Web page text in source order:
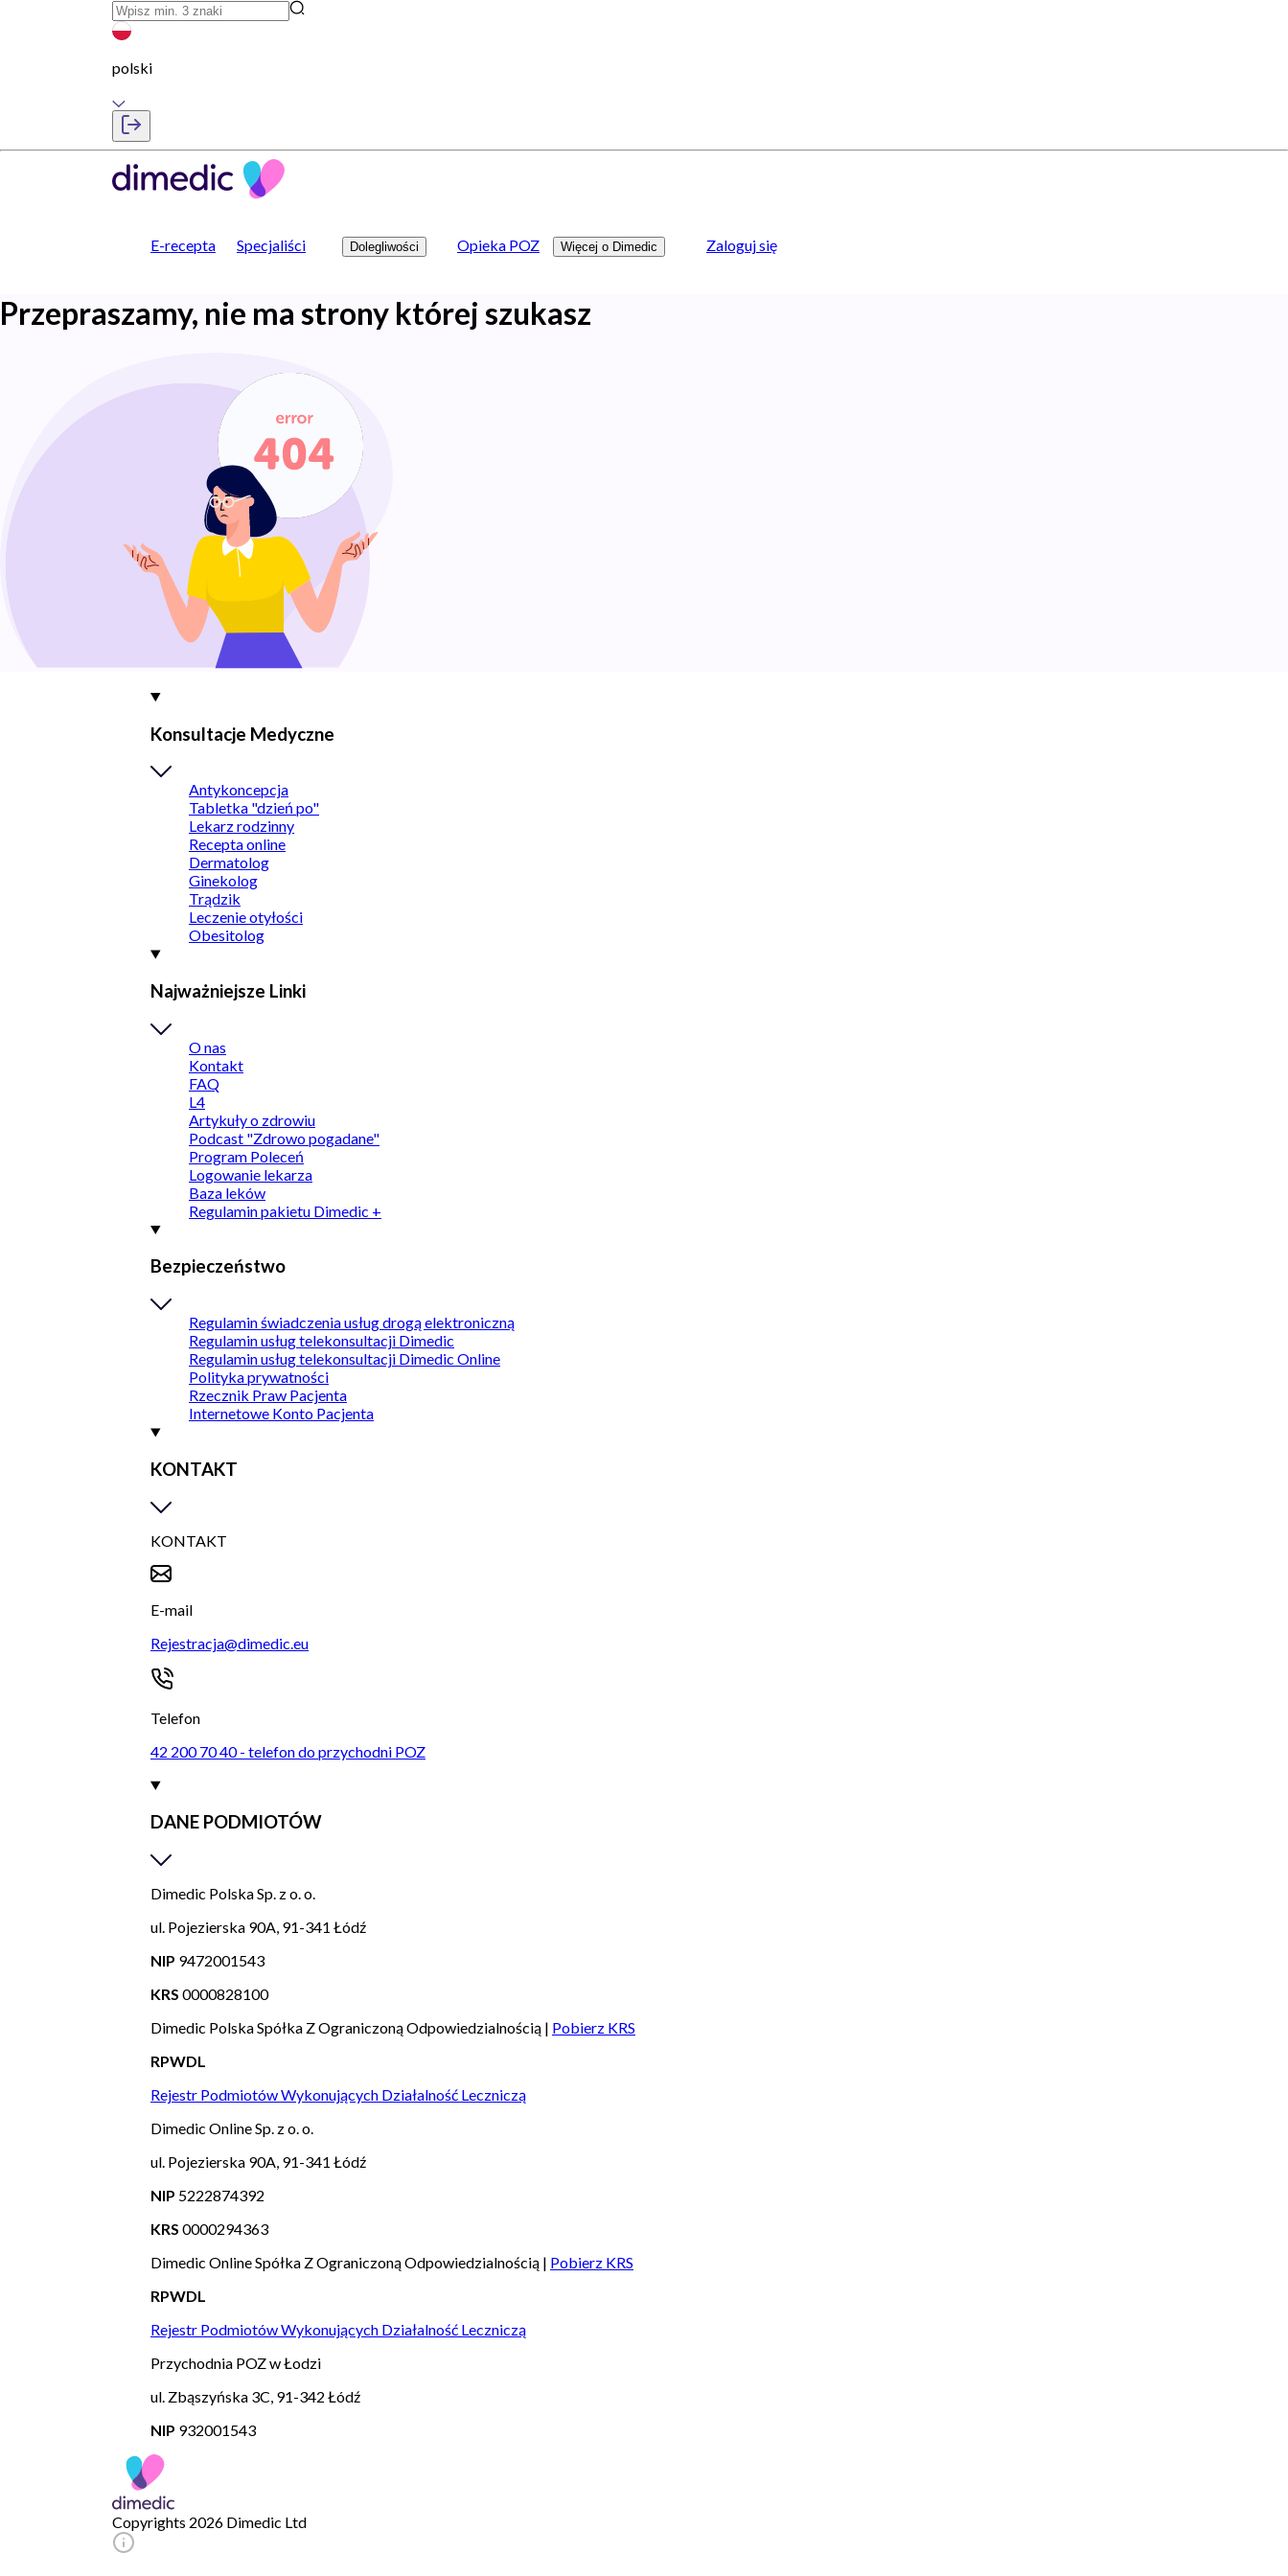
polski
E-recepta Specjaliści Dolegliwości Opieka POZ Więcej o Dimedic Zaloguj się
Przepraszamy, nie ma strony której szukasz
Konsultacje Medyczne
Antykoncepcja
Tabletka "dzień po"
Lekarz rodzinny
Recepta online
Dermatolog
Ginekolog
Trądzik
Leczenie otyłości
Obesitolog
Najważniejsze Linki
O nas
Kontakt
FAQ
L4
Artykuły o zdrowiu
Podcast "Zdrowo pogadane"
Program Poleceń
Logowanie lekarza
Baza leków
Regulamin pakietu Dimedic +
Bezpieczeństwo
Regulamin świadczenia usług drogą elektroniczną
Regulamin usług telekonsultacji Dimedic
Regulamin usług telekonsultacji Dimedic Online
Polityka prywatności
Rzecznik Praw Pacjenta
Internetowe Konto Pacjenta
KONTAKT
KONTAKT
E-mail
Rejestracja@dimedic.eu
Telefon
42 200 70 40 - telefon do przychodni POZ
DANE PODMIOTÓW
Dimedic Polska Sp. z o. o.
ul. Pojezierska 90A, 91-341 Łódź
NIP 9472001543
KRS 0000828100
Dimedic Polska Spółka Z Ograniczoną Odpowiedzialnością | Pobierz KRS
RPWDL
Rejestr Podmiotów Wykonujących Działalność Leczniczą
Dimedic Online Sp. z o. o.
ul. Pojezierska 90A, 91-341 Łódź
NIP 5222874392
KRS 0000294363
Dimedic Online Spółka Z Ograniczoną Odpowiedzialnością | Pobierz KRS
RPWDL
Rejestr Podmiotów Wykonujących Działalność Leczniczą
Przychodnia POZ w Łodzi
ul. Zbąszyńska 3C, 91-342 Łódź
NIP 932001543
Copyrights 2026 Dimedic Ltd